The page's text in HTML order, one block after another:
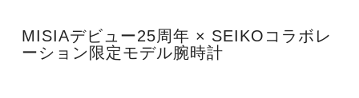
MISIAデビュー25周年 × SEIKOコラボレ
ーション限定モデル腕時計